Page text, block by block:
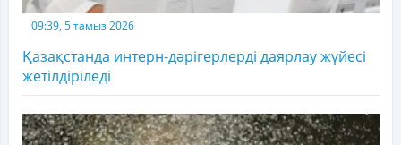
09:39, 5 тамыз 2026
Қазақстанда интерн-дәрігерлерді даярлау жүйесі
жетілдіріледі